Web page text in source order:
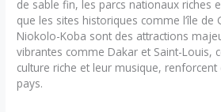
de sable fin, les parcs nationaux riches
que les sites historiques comme l’île de
Niokolo-Koba sont des attractions
vibrantes comme Dakar et Saint-Louis,
culture riche et leur musique, renforcent
pays.